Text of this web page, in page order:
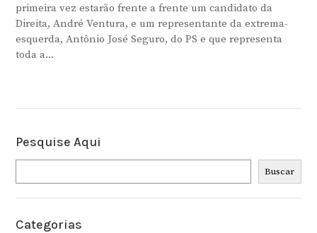
primeira vez estarão frente a frente um candidato da
Direita, André Ventura, e um representante da extrema-
esquerda, Antônio José Seguro, do PS e que representa
toda a...
Pesquise Aqui
Buscar
Categorias